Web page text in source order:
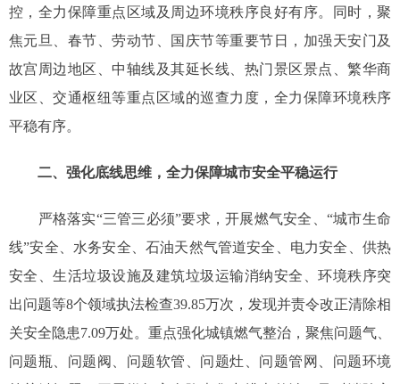
控，全力保障重点区域及周边环境秩序良好有序。同时，聚
焦元旦、春节、劳动节、国庆节等重要节日，加强天安门及
故宫周边地区、中轴线及其延长线、热门景区景点、繁华商
业区、交通枢纽等重点区域的巡查力度，全力保障环境秩序
平稳有序。
二、强化底线思维，全力保障城市安全平稳运行
严格落实“三管三必须”要求，开展燃气安全、“城市生命
线”安全、水务安全、石油天然气管道安全、电力安全、供热
安全、生活垃圾设施及建筑垃圾运输消纳安全、环境秩序突
出问题等8个领域执法检查39.85万次，发现并责令改正清除相
关安全隐患7.09万处。重点强化城镇燃气整治，聚焦问题气、
问题瓶、问题阀、问题软管、问题灶、问题管网、问题环境